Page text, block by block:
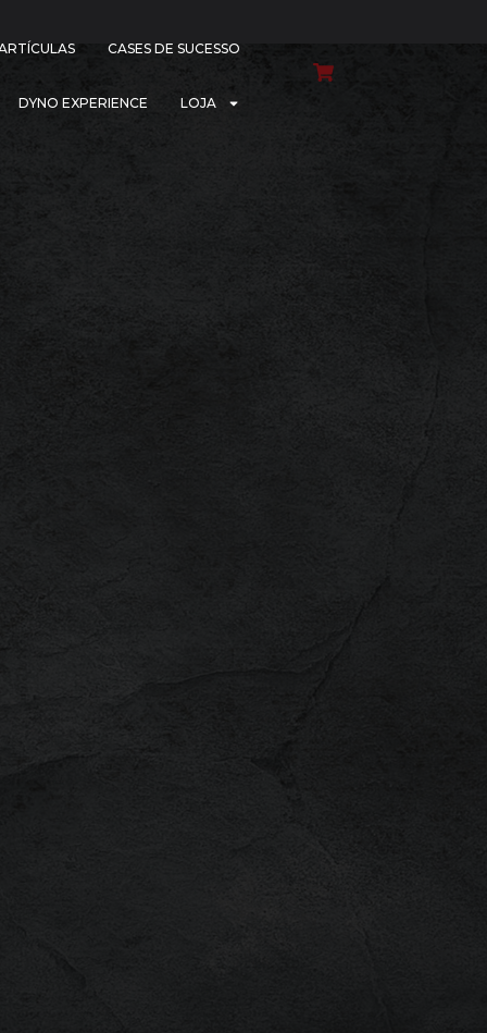
CASES DE SUCESSO
DYNO EXPERIENCE LOJA